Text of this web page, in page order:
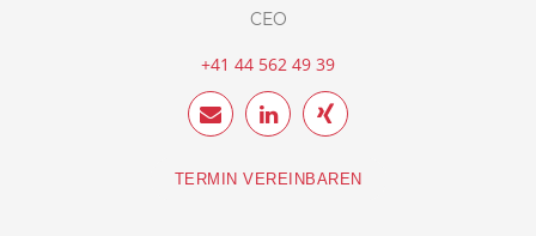
CEO
+41 44 562 49 39
TERMIN VEREINBAREN